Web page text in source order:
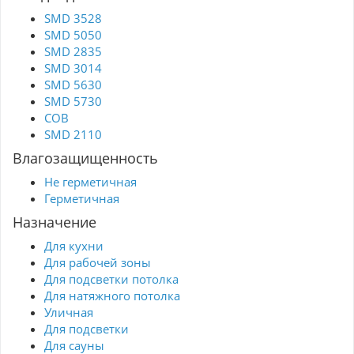
SMD 3528
SMD 5050
SMD 2835
SMD 3014
SMD 5630
SMD 5730
COB
SMD 2110
Влагозащищенность
Не герметичная
Герметичная
Назначение
Для кухни
Для рабочей зоны
Для подсветки потолка
Для натяжного потолка
Уличная
Для подсветки
Для сауны